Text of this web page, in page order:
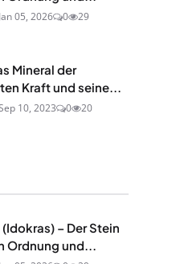
Jan 05, 2026 0 29
Mineral der
Kraft und seine...
10, 2023 0 20
– Der Stein
Ordnung und...